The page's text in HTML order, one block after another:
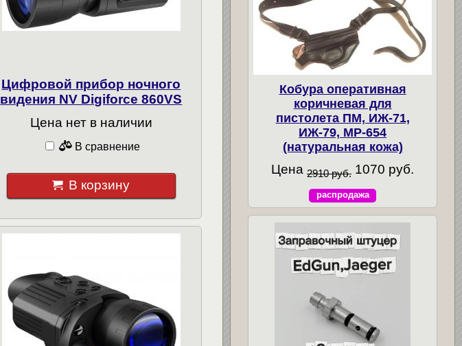
Цифровой прибор ночного
видения NV Digiforce 860VS
Цена нет в наличии
В сравнение
В корзину
Кобура оперативная
коричневая для
пистолета ПМ, ИЖ-71,
ИЖ-79, МР-654
(натуральная кожа)
Цена 2910 руб. 1070 руб.
распродажа